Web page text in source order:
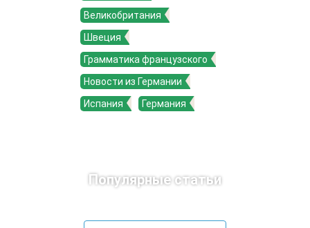
Великобритания
Швеция
Грамматика французского
Новости из Германии
Испания
Германия
Популярные статьи